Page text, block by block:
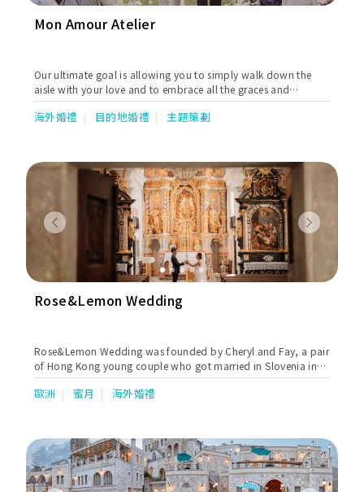
Mon Amour Atelier
Our ultimate goal is allowing you to simply walk down the
aisle with your love and to embrace all the graces and
blessings.
海外婚禮 目的地婚禮 主題策劃
Previous Next
Rose&Lemon Wedding
Rose&Lemon Wedding was founded by Cheryl and Fay, a pair
of Hong Kong young couple who got married in Slovenia in
August, 2018. They aim to offer boutique wedding packages
that are customisable and unique, which allow couples to
歐洲 蜜月 海外婚禮